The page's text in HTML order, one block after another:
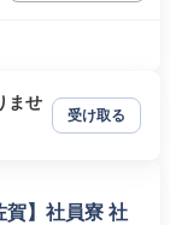
ませ
受け取る
賀】社員寮 社